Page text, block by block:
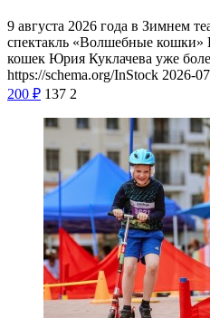
9 августа 2026 года в Зимнем
спектакль «Волшебные кошки»
кошек Юрия Куклачева уже
https://schema.org/InStock 2026-
200 ₽ 137 2